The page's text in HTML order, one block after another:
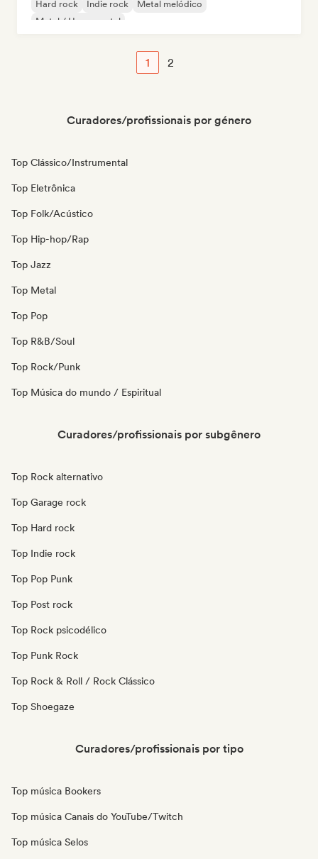
Hard rock Indie rock
Metal melódico
Metal / Heavy metal
1 2
Curadores/profissionais por género
Top Clássico/Instrumental
Top Eletrônica
Top Folk/Acústico
Top Hip-hop/Rap
Top Jazz
Top Metal
Top Pop
Top R&B/Soul
Top Rock/Punk
Top Música do mundo / Espiritual
Curadores/profissionais por subgênero
Top Rock alternativo
Top Garage rock
Top Hard rock
Top Indie rock
Top Pop Punk
Top Post rock
Top Rock psicodélico
Top Punk Rock
Top Rock & Roll / Rock Clássico
Top Shoegaze
Curadores/profissionais por tipo
Top música Bookers
Top música Canais do YouTube/Twitch
Top música Selos